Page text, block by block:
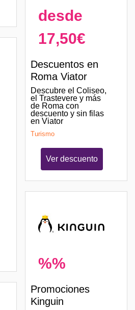
desde
17,50€
Descuentos en
Roma Viator
Descubre el Coliseo,
el Trastevere y más
de Roma con
descuento y sin filas
en Viator
Turismo
Ver descuento
%%
Promociones
Kinguin